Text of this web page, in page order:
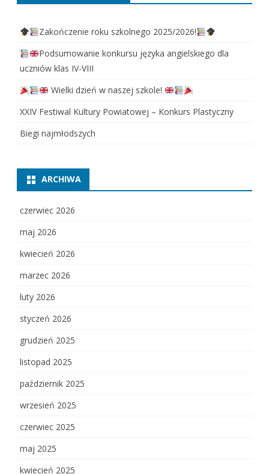
Zakończenie roku szkolnego 2025/2026!
Podsumowanie konkursu języka angielskiego dla
uczniów klas IV-VIII
Wielki dzień w naszej szkole!
XXIV Festiwal Kultury Powiatowej – Konkurs Plastyczny
Biegi najmłodszych
ARCHIWA
czerwiec 2026
maj 2026
kwiecień 2026
marzec 2026
luty 2026
styczeń 2026
grudzień 2025
listopad 2025
październik 2025
wrzesień 2025
czerwiec 2025
maj 2025
kwiecień 2025